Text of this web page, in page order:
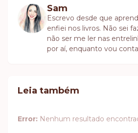
Sam
Escrevo desde que
enfiei nos livros. Não sei
não ser me ler nas
por aí, enquanto vou
Leia também
Error: Nenhum resultado